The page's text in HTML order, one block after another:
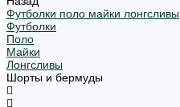
Футболки поло майки лонгсливы
Футболки
Поло
Майки
Лонгсливы
Шорты и бермуды